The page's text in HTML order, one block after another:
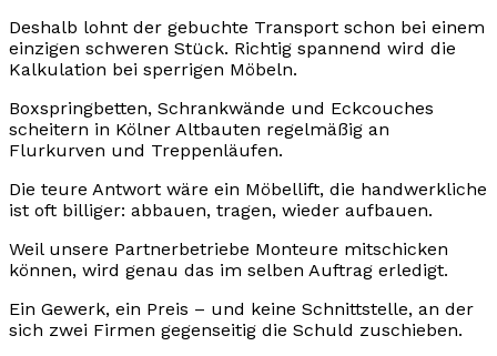
Deshalb lohnt der gebuchte Transport schon bei einem
einzigen schweren Stück. Richtig spannend wird die
Kalkulation bei sperrigen Möbeln.
Boxspringbetten, Schrankwände und Eckcouches
scheitern in Kölner Altbauten regelmäßig an
Flurkurven und Treppenläufen.
Die teure Antwort wäre ein Möbellift, die handwerkliche
ist oft billiger: abbauen, tragen, wieder aufbauen.
Weil unsere Partnerbetriebe Monteure mitschicken
können, wird genau das im selben Auftrag erledigt.
Ein Gewerk, ein Preis – und keine Schnittstelle, an der
sich zwei Firmen gegenseitig die Schuld zuschieben.